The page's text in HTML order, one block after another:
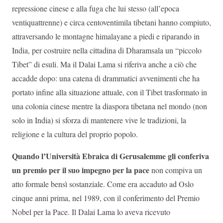
repressione cinese e alla fuga che lui stesso (all’epoca
ventiquattrenne) e circa centoventimila tibetani hanno compiuto,
attraversando le montagne himalayane a piedi e riparando in
India, per costruire nella cittadina di Dharamsala un “piccolo
Tibet” di esuli. Ma il Dalai Lama si riferiva anche a ciò che
accadde dopo: una catena di drammatici avvenimenti che ha
portato infine alla situazione attuale, con il Tibet trasformato in
una colonia cinese mentre la diaspora tibetana nel mondo (non
solo in India) si sforza di mantenere vive le tradizioni, la
religione e la cultura del proprio popolo.
Quando l’Università Ebraica di Gerusalemme gli conferiva
un premio per il suo impegno per la pacenon compiva un
atto formale bensì sostanziale. Come era accaduto ad Oslo
cinque anni prima, nel 1989, con il conferimento del Premio
Nobel per la Pace. Il Dalai Lama lo aveva ricevuto